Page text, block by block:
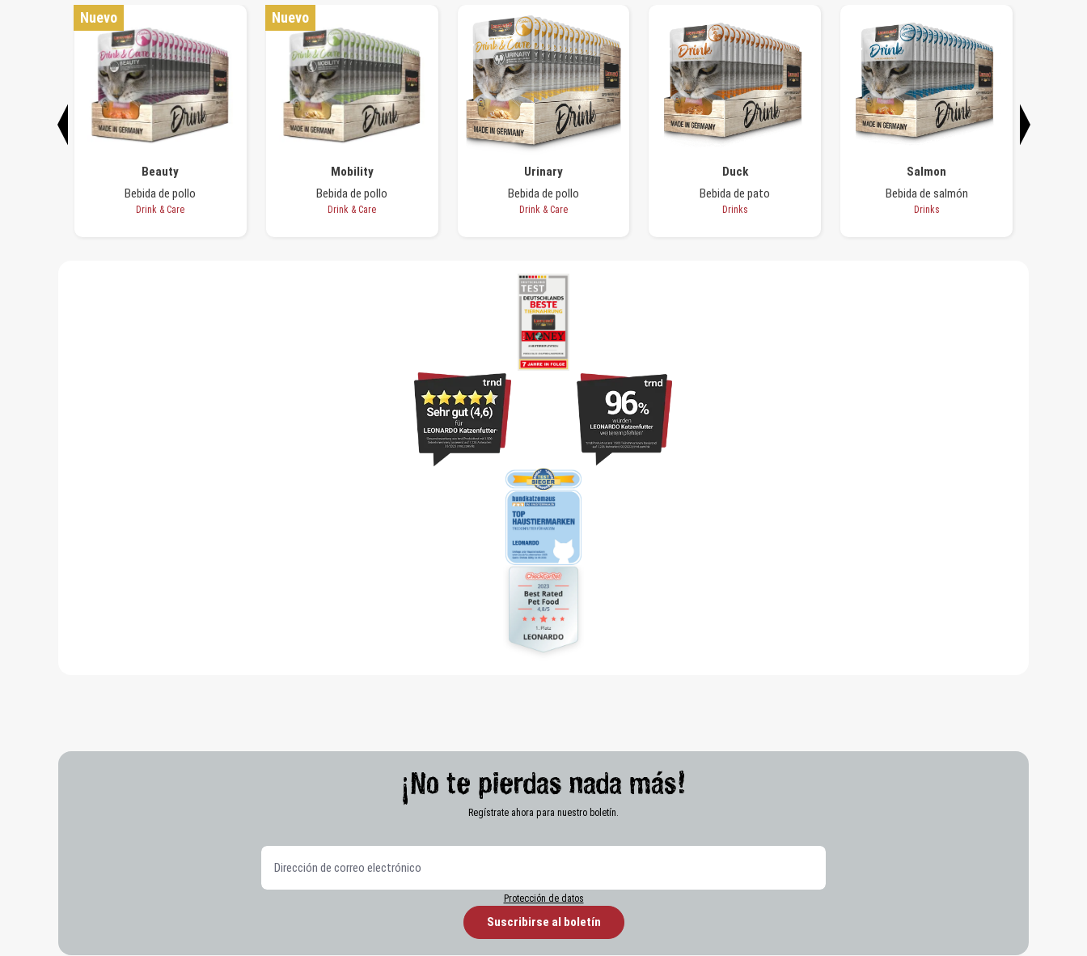
Nuevo
Beauty
Bebida de pollo
Drink & Care
Nuevo
Mobility
Bebida de pollo
Drink & Care
Urinary
Bebida de pollo
Drink & Care
Duck
Bebida de pato
Drinks
Salmon
Bebida de salmón
Drinks
¡No te pierdas nada más!
Regístrate ahora para nuestro boletín.
Protección de datos
Suscribirse al boletín